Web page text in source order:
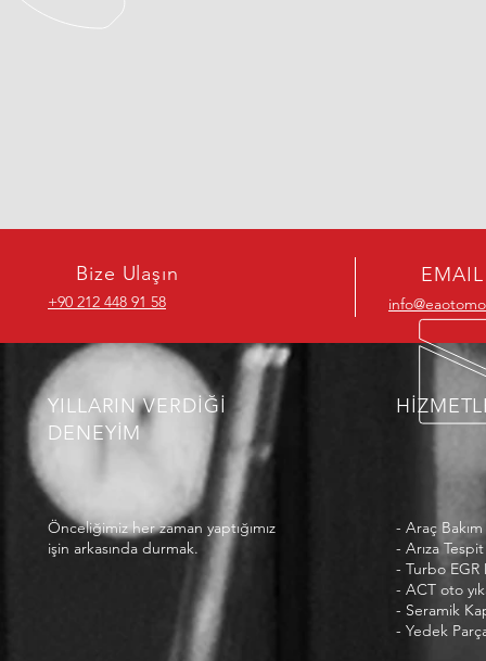
Bize Ulaşın
+90 212 448 91 58
EMAIL
YILLARIN VERDİĞİ
DENEYİM
Önceliğimiz her zaman yaptığımız
işin arkasında durmak.
- Araç
- Arıza Tespit
- Turbo EGR
- ACT oto
- Seramik
- Yedek